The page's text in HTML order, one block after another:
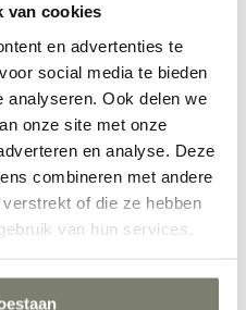
van cookies
en advertenties te
social media te bieden
analyseren. Ook delen we
onze site met onze
en analyse. Deze
combineren met andere
of die ze hebben
van hun services.